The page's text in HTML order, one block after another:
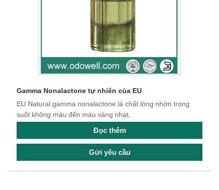
Gamma Nonalactone tự nhiên của EU
EU Natural gamma nonalactone là chất lỏng nhờn trong
suốt không màu đến màu vàng nhạt.
Đọc thêm
Gửi yêu cầu